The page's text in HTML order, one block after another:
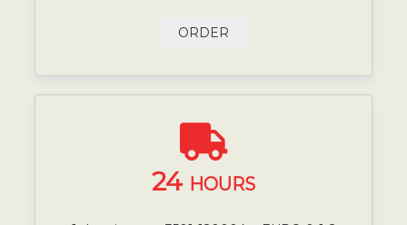
ORDER
24 HOURS